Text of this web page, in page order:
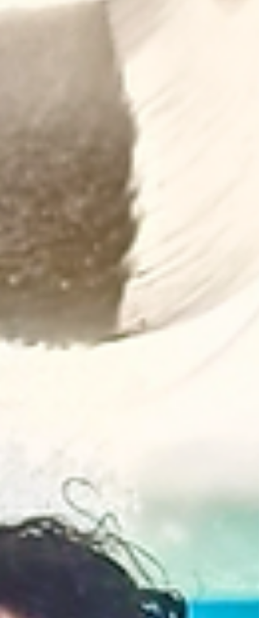
descuento, brindando a miles de familias la
oportunidad de disfrutar una experiencia única a